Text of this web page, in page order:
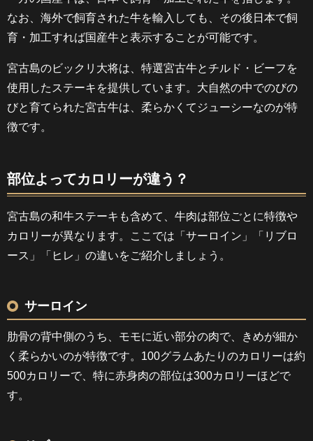
なお、海外で飼育された牛を輸入しても、その後日本で飼
育・加工すれば国産牛と表示することが可能です。
宮古島のビックリ大将は、特選宮古牛とチルド・ビーフを
使用したステーキを提供しています。大自然の中でのびの
びと育てられた宮古牛は、柔らかくてジューシーなのが特
徴です。
部位よってカロリーが違う？
宮古島の和牛ステーキも含めて、牛肉は部位ごとに特徴や
カロリーが異なります。ここでは「サーロイン」「リブロ
ース」「ヒレ」の違いをご紹介しましょう。
サーロイン
肋骨の背中側のうち、モモに近い部分の肉で、きめが細か
く柔らかいのが特徴です。100グラムあたりのカロリーは約
500カロリーで、特に赤身肉の部位は300カロリーほどで
す。